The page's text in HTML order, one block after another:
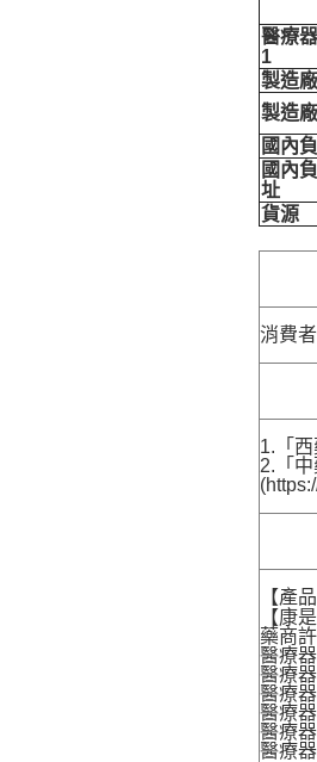
醫療
1
製造
製造
國內
國內
址
貨源
消費
1.「
2.「
【產
【康
藥商
醫療
醫療
醫療
醫療
醫療
醫療